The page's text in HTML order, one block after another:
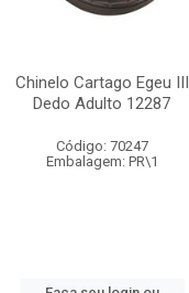
Chinelo Cartago Egeu III
Dedo Adulto 12287
Código: 70247
Embalagem: PR\1